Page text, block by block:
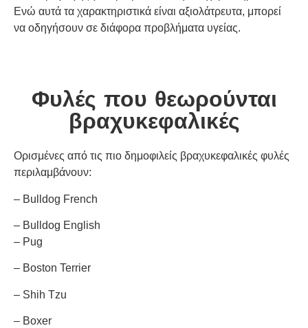
Ενώ αυτά τα χαρακτηριστικά είναι αξιολάτρευτα, μπορεί
να οδηγήσουν σε διάφορα προβλήματα υγείας.
Φυλές που θεωρούνται
βραχυκεφαλικές
Ορισμένες από τις πιο δημοφιλείς βραχυκεφαλικές φυλές
περιλαμβάνουν:
– Bulldog French
– Bulldog English
– Pug
– Boston Terrier
– Shih Tzu
– Boxer